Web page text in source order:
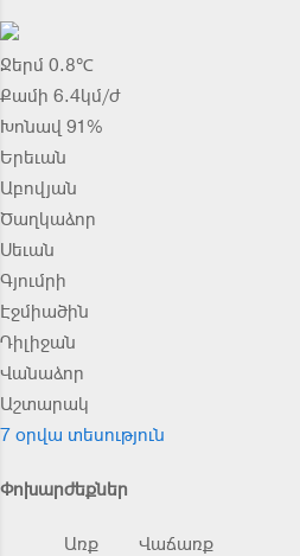
Ջերմ 0.8℃
Քամի 6.4կմ/ժ
Խոնավ 91%
Երեւան
Աբովյան
Ծաղկաձոր
Սեւան
Գյումրի
Էջմիածին
Դիլիջան
Վանաձոր
Աշտարակ
7 օրվա տեսություն
Փոխարժեքներ
Առք Վաճառք